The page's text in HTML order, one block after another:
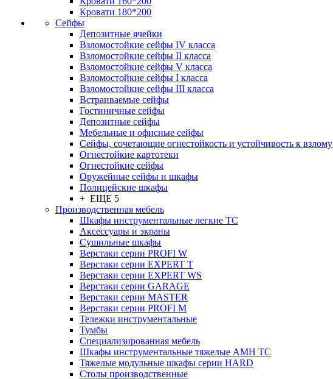
Кровати 180*200
Сейфы
Депозитные ячейки
Взломостойкие сейфы IV класса
Взломостойкие сейфы II класса
Взломостойкие сейфы V класса
Взломостойкие сейфы I класса
Взломостойкие сейфы III класса
Встраиваемые сейфы
Гостиничные сейфы
Депозитные сейфы
Мебельные и офисные сейфы
Сейфы, сочетающие огнестойкость и устойчивость к взлому
Огнестойкие картотеки
Огнестойкие сейфы
Оружейные сейфы и шкафы
Полицейские шкафы
+ ЕЩЕ 5
Производственная мебель
Шкафы инструментальные легкие ТС
Аксессуары и экраны
Cушильные шкафы
Верстаки серии PROFI W
Верстаки серии EXPERT T
Верстаки серии EXPERT WS
Верстаки серии GARAGE
Верстаки серии MASTER
Верстаки серии PROFI M
Тележки инструментальные
Тумбы
Cпециализированная мебель
Шкафы инструментальные тяжелые AMH TC
Тяжелые модульные шкафы серии HARD
Столы производственные